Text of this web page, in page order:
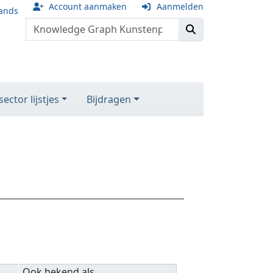
Account aanmaken Aanmelden
lijstjes Bijdragen